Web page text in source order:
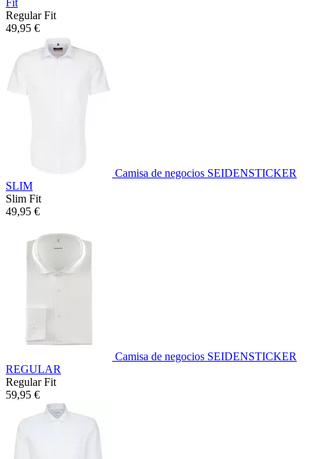
Regular Fit
49,95 €
Camisa de negocios SEIDENSTICKER
SLIM
Slim Fit
49,95 €
Camisa de negocios SEIDENSTICKER
REGULAR
Regular Fit
59,95 €